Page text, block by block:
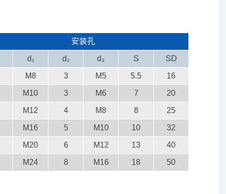
安装孔
d₁ d₂ d₃ S SD
M8 3 M5 5.5 16
M10 3 M6 7 20
M12 4 M8 8 25
M16 5 M10 10 32
M20 6 M12 13 40
M24 8 M16 18 50